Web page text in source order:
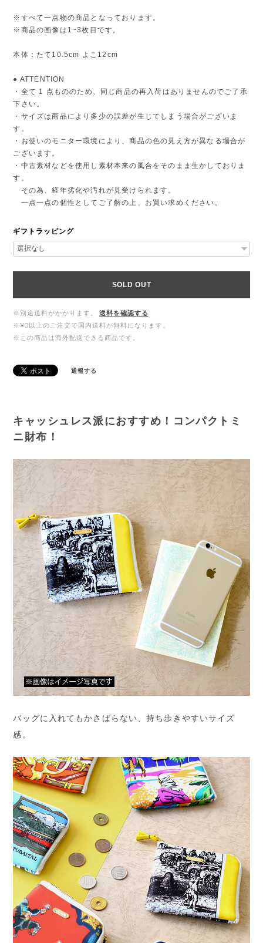
※すべて一点物の商品となっております。
※商品の画像は1~3枚目です。
本体：たて10.5cm よこ12cm
● ATTENTION
・全て 1 点もののため、同じ商品の再入荷はありませんのでご了承
下さい。
・サイズは商品により多少の誤差が生じてしまう場合がございま
す。
・お使いのモニター環境により、商品の色の見え方が異なる場合が
ございます。
・中古素材などを使用し素材本来の風合をそのまま生かしておりま
す。
その為、経年劣化や汚れが見受けられます。
一点一点の個性としてご了解の上、お買い求めください。
ギフトラッピング
SOLD OUT
※別途送料がかかります。
送料を確認する
※¥0以上のご注文で国内送料が無料になります。
※この商品は海外配送できる商品です。
通報する
キャッシュレス派におすすめ！コンパクトミ
ニ財布！
バッグに入れてもかさばらない、持ち歩きやすいサイズ
感。